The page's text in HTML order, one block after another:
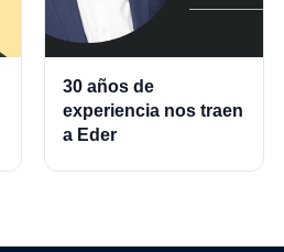
30 años de
experiencia nos traen
a Eder